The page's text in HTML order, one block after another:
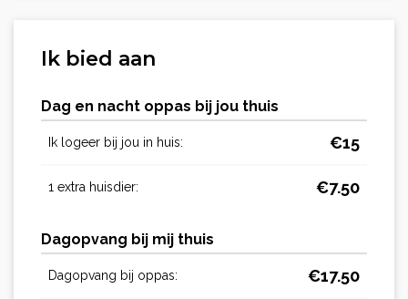
Ik bied aan
Dag en nacht oppas bij jou thuis
Ik logeer bij jou in huis: €15
1 extra huisdier: €7.50
Dagopvang bij mij thuis
Dagopvang bij oppas: €17.50